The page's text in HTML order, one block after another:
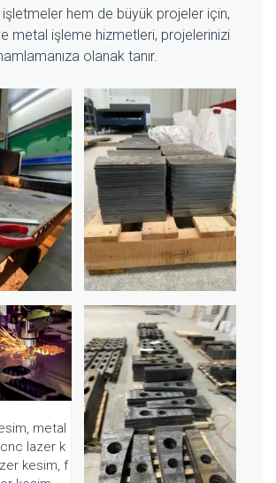
hem de büyük projeler için,
metal işleme hizmetleri, projelerinizi
olanak tanır.
metal
lazer k
kesim, f